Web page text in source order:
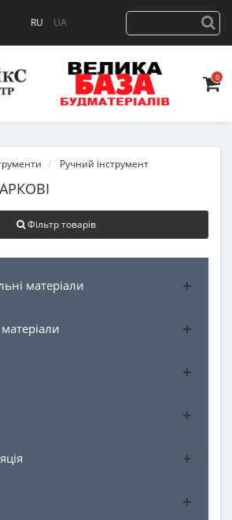
RU UA
0
Ручний інструмент
Фільтр товарів
матеріали